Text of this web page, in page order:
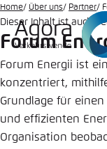
Zum
Hauptinhalt
gehen
Home Über uns Partner
Dieser Inhalt ist auch
Forum
Forum Energii ist
konzentriert,
Grundlage für
und effizienten
Organisation
Login
Melden Sie sich
Benutzername *
Sprache
Deutsch
Englisch
Agora Think
Diese Webseite
auf Ihren
welches
verwenden
Close